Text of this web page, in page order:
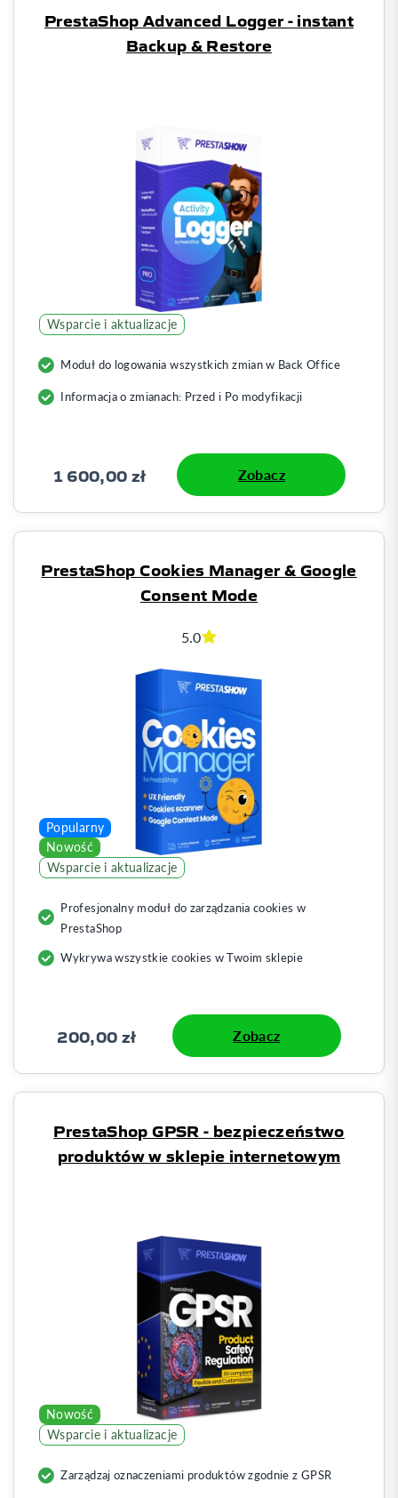
PrestaShop Advanced Logger - instant
Backup & Restore
Wsparcie i aktualizacje
Moduł do logowania wszystkich zmian w Back Office
Informacja o zmianach: Przed i Po modyfikacji
1 600,00 zł Zobacz
PrestaShop Cookies Manager & Google
Consent Mode
5.0
Wsparcie i aktualizacje
Nowość
Popularny
Profesjonalny moduł do zarządzania cookies w
PrestaShop
Wykrywa wszystkie cookies w Twoim sklepie
200,00 zł Zobacz
PrestaShop GPSR - bezpieczeństwo
produktów w sklepie internetowym
Wsparcie i aktualizacje
Nowość
Zarządzaj oznaczeniami produktów zgodnie z GPSR